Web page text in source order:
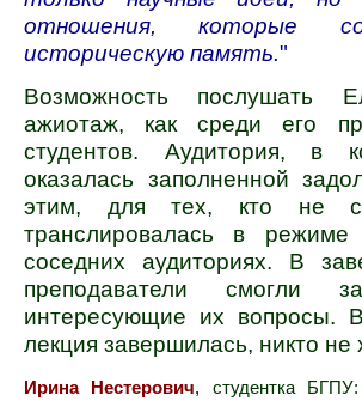
отношения, которые
историческую память."
Возможность послушать
ажиотаж, как среди его
студентов. Аудитория, в
оказалась заполненной
этим, для тех, кто не
транслировалась в
соседних аудиториях. В
преподаватели смогли
интересующие их вопросы.
лекция завершилась, никто не
Ирина Нестерович, студентка БГПУ: